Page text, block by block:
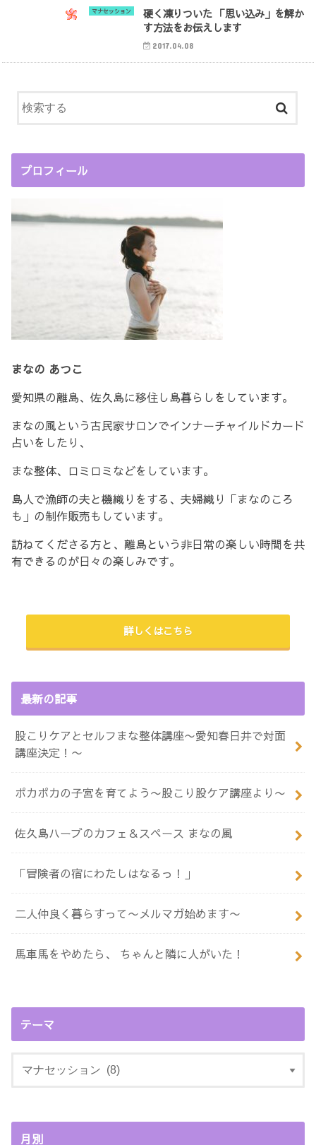
マナセッション
硬く凍りついた 「思い込み」を解か
す方法をお伝えします
2017.04.08
プロフィール
まなの あつこ
愛知県の離島、佐久島に移住し島暮らしをしています。
まなの風という古民家サロンでインナーチャイルドカード
占いをしたり、
まな整体、ロミロミなどをしています。
島人で漁師の夫と機織りをする、夫婦織り「まなのころ
も」の制作販売もしています。
訪ねてくださる方と、離島という非日常の楽しい時間を共
有できるのが日々の楽しみです。
詳しくはこちら
最新の記事
股こりケアとセルフまな整体講座〜愛知春日井で対面
講座決定！〜
ポカポカの子宮を育てよう〜股こり股ケア講座より〜
佐久島ハーブのカフェ＆スペース まなの風
「冒険者の宿にわたしはなるっ！」
二人仲良く暮らすって〜メルマガ始めます〜
馬車馬をやめたら、 ちゃんと隣に人がいた！
テーマ
月別